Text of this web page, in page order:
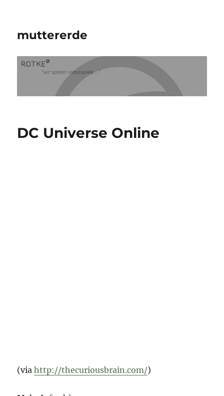
muttererde
DC Universe Online
(viahttp://thecuriousbrain.com/)